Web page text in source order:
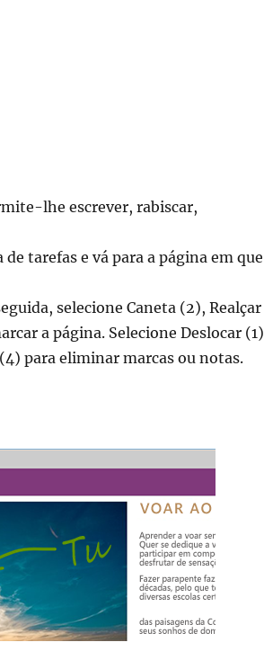
lhe escrever, rabiscar,
tarefas e vá para a página em que
selecione Caneta (2), Realçar
a página. Selecione Deslocar (1)
para eliminar marcas ou notas.